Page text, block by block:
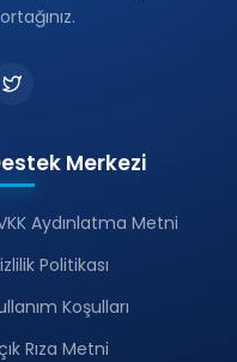
Merkezi
Aydınlatma Metni
Politikası
Koşulları
Rıza Metni